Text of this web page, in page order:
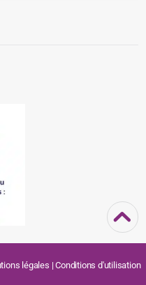
légales |Conditions d'utilisation